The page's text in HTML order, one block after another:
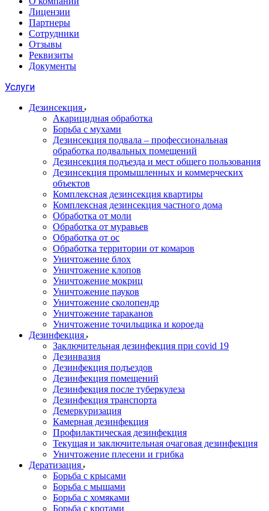
Лицензии
Партнеры
Сотрудники
Отзывы
Реквизиты
Документы
Услуги
Дезинсекция
Акарицидная обработка
Борьба с мухами
Дезинсекция подвала – профессиональная
обработка подвальных помещений
Дезинсекция подъезда и мест общего пользования
Дезинсекция промышленных и коммерческих
объектов
Комплексная дезинсекция квартиры
Комплексная дезинсекция частного дома
Обработка от моли
Обработка от муравьев
Обработка от ос
Обработка территории от комаров
Уничтожение блох
Уничтожение клопов
Уничтожение мокриц
Уничтожение пауков
Уничтожение сколопендр
Уничтожение тараканов
Уничтожение точильщика и короеда
Дезинфекция
Заключительная дезинфекция при covid 19
Дезинвазия
Дезинфекция подъездов
Дезинфекция помещений
Дезинфекция после туберкулеза
Дезинфекция транспорта
Демеркуризация
Камерная дезинфекция
Профилактическая дезинфекция
Текущая и заключительная очаговая дезинфекция
Уничтожение плесени и грибка
Дератизация
Борьба с крысами
Борьба с мышами
Борьба с хомяками
Борьба с кротами